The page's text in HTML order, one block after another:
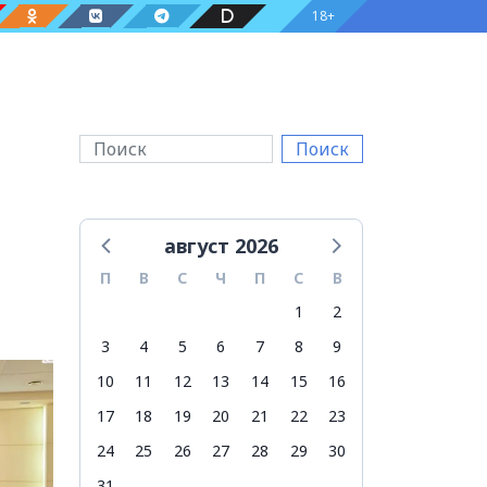
18+
Поиск
август 2026
П В С Ч П С
В
1
2
3
4 5 6 7 8
9
10
11 12 13 14 15
16
17
18 19 20 21 22
23
24
25 26 27 28 29
30